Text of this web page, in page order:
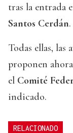
tras la entrada
Santos Cerdán.
Todas ellas, las
proponen
el Comité
indicado.
RELACIONADO